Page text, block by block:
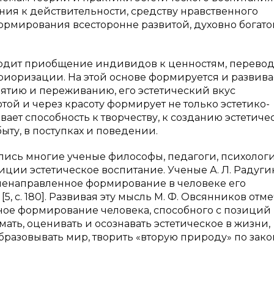
к действительности, средству нравственного
всесторонне развитой, духовно
приобщение индивидов к ценностям,
На этой основе формируется и
и переживанию, его эстетический вкус
и через красоту формирует не только эстетико-
способность к творчеству, к созданию
в поступках и поведении.
многие ученые философы, педагоги,
эстетическое воспитание. Ученые А. Л.
формирование в человеке его
с. 180]. Развивая эту мысль М. Ф. Овсянников
формирование человека, способного с позиций
оценивать и осознавать эстетическое в жизни,
мир, творить «вторую природу» по